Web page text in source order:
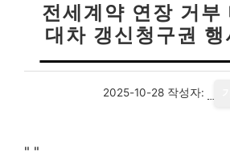
전세계약 연장 거부
대차 갱신청구권
2025-10-28 작성자:
" "